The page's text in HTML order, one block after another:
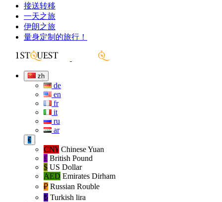
接送转移
一天之旅
伊朗之旅
量身定制的旅行！
zh
de
en
fr
it
ru
ar
€
CN¥ Chinese Yuan
£ British Pound
$ US Dollar
AED Emirates Dirham
₽‎ Russian Rouble
₺‎ Turkish lira